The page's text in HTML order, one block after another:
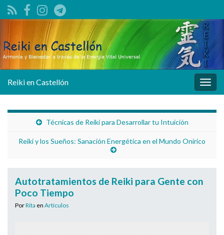
la
Reiki en Castellón
Técnicas de Reiki para Desarrollar tu Intuición
Reiki y los Sueños: Sanación Energética en el Mundo Onírico
Autotratamientos de Reiki para Gente con
Poco Tiempo
PorRita en Artículos